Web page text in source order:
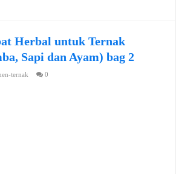
Herbal untuk Ternak
Sapi dan Ayam) bag 2
ternak 0